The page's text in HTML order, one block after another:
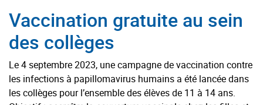
Vaccination gratuite au sein
des collèges
Le 4 septembre 2023, une campagne de vaccination contre
les infections à papillomavirus humains a été lancée dans
les collèges pour l’ensemble des élèves de 11 à 14 ans.